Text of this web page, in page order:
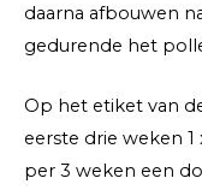
daarna afbouwen
gedurende het
Op het etiket van
eerste drie weken 1
per 3 weken een